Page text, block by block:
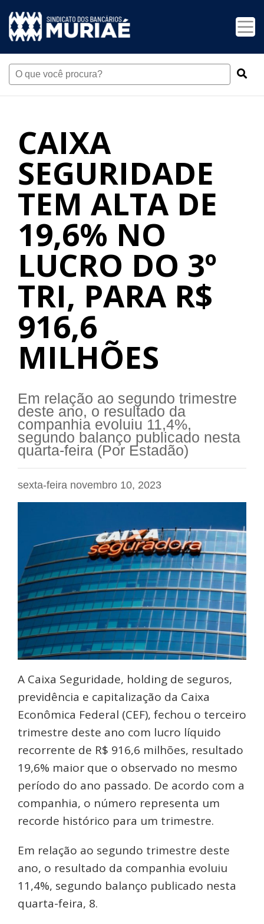
CAIXA
SEGURIDADE
TEM ALTA DE
19,6% NO
LUCRO DO 3º
TRI, PARA R$
916,6
MILHÕES
Em relação ao segundo trimestre
deste ano, o resultado da
companhia evoluiu 11,4%,
segundo balanço publicado nesta
quarta-feira (Por Estadão)
sexta-feira novembro 10, 2023
A Caixa Seguridade, holding de seguros,
previdência e capitalização da Caixa
Econômica Federal (CEF), fechou o terceiro
trimestre deste ano com lucro líquido
recorrente de R$ 916,6 milhões, resultado
19,6% maior que o observado no mesmo
período do ano passado. De acordo com a
companhia, o número representa um
recorde histórico para um trimestre.
Em relação ao segundo trimestre deste
ano, o resultado da companhia evoluiu
11,4%, segundo balanço publicado nesta
quarta-feira, 8.